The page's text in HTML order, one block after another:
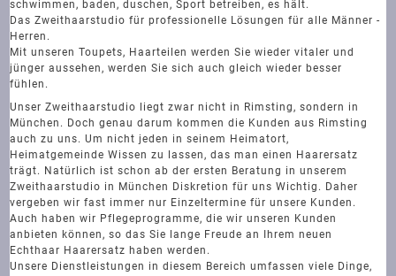
schwimmen, baden, duschen, Sport betreiben, es hält.
Das Zweithaarstudio für professionelle Lösungen für alle Männer -
Herren.
Mit unseren Toupets, Haarteilen werden Sie wieder vitaler und
jünger aussehen, werden Sie sich auch gleich wieder besser
fühlen.
Unser Zweithaarstudio liegt zwar nicht in Rimsting, sondern in
München. Doch genau darum kommen die Kunden aus Rimsting
auch zu uns. Um nicht jeden in seinem Heimatort,
Heimatgemeinde Wissen zu lassen, das man einen Haarersatz
trägt. Natürlich ist schon ab der ersten Beratung in unserem
Zweithaarstudio in München Diskretion für uns Wichtig. Daher
vergeben wir fast immer nur Einzeltermine für unsere Kunden.
Auch haben wir Pflegeprogramme, die wir unseren Kunden
anbieten können, so das Sie lange Freude an Ihrem neuen
Echthaar Haarersatz haben werden.
Unsere Dienstleistungen in diesem Bereich umfassen viele Dinge,